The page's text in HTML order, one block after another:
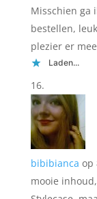
Misschien ga
bestellen,
plezier er
Laden...
bibibianca op
mooie